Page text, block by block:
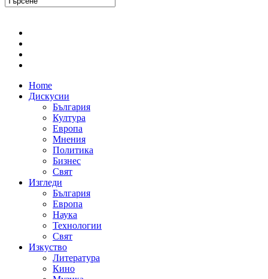
Home
Дискусии
България
Култура
Европа
Мнения
Политика
Бизнес
Свят
Изгледи
България
Европа
Наука
Технологии
Свят
Изкуство
Литература
Кино